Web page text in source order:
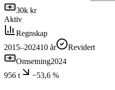
30k kr
Aktiv
Regnskap
2015–202410 år
Revidert
Omsetning2024
956 t
−53,6 %